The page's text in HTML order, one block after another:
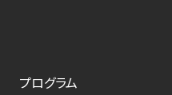
プログラム